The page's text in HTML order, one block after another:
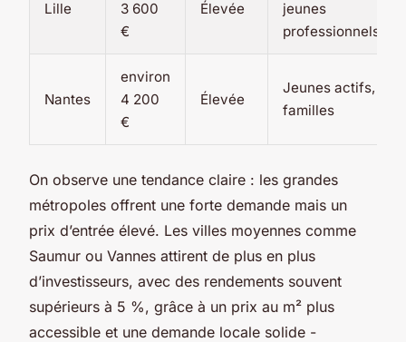
Lille
3 600
€
Élevée
jeunes
professionnels
Nantes
environ
4 200
€
Élevée
Jeunes actifs,
familles
On observe une tendance claire : les grandes
métropoles offrent une forte demande mais un
prix d’entrée élevé. Les villes moyennes comme
Saumur ou Vannes attirent de plus en plus
d’investisseurs, avec des rendements souvent
supérieurs à 5 %, grâce à un prix au m² plus
accessible et une demande locale solide -